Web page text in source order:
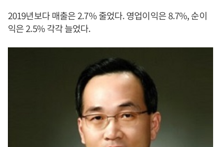
2019년보다 매출은 2.7% 줄었다. 영업이익은 8.7%, 순이
익은 2.5% 각각 늘었다.